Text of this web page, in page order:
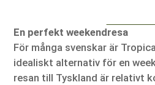
En perfekt weekendresa
För många svenskar är
idealiskt alternativ för en
resan till Tyskland är relativt